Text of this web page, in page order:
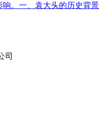
。一、袁大头的历史背景
司